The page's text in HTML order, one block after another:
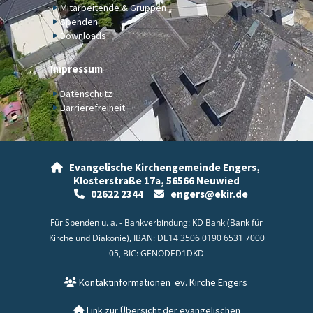
Mitarbeitende & Gruppen
Spenden
Downloads
Impressum
Datenschutz
Barrierefreiheit

Evangelische Kirchengemeinde Engers,
Klosterstraße 17a, 56566 Neuwied
02622 2344 engers@ekir.de
Für Spenden u. a. - Bankverbindung: KD Bank (Bank für
Kirche und Diakonie), IBAN: DE14 3506 0190 6531 7000
05, BIC: GENODED1DKD
Kontaktinformationen ev. Kirche Engers
Link zur Übersicht der evangelischen